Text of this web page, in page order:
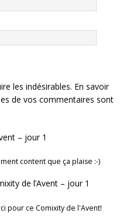
les indésirables. En savoir
de vos commentaires sont
– jour 1
content que ça plaise :-)
de l’Avent – jour 1
pour ce Comixity de l'Avent!